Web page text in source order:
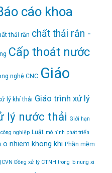
cáo khoa
thải rắn chất thải rắn -
Cấp thoát nước
nghệ CNC Giáo
lý khí thải Giáo trình xử lý
lý nước thải Giới hạn
nghiệp Luật mô hình phát triển
o nhiem khong khi Phần mềm
Đồng xử lý CTNH trong lò nung xi